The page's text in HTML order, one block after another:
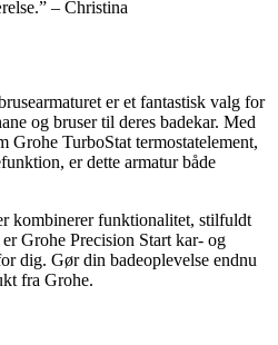
– Christina
er et fantastisk valg for
og bruser til deres badekar. Med
Grohe TurboStat termostatelement,
er dette armatur både
kombinerer funktionalitet, stilfuldt
Grohe Precision Start kar- og
dig. Gør din badeoplevelse endnu
fra Grohe.